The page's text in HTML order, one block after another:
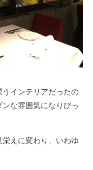
インテリアだったの
な雰囲気になりびっ
えに変わり、いわゆ